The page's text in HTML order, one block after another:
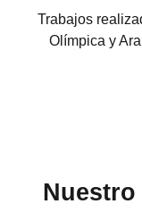
Trabajos
Olímpica y